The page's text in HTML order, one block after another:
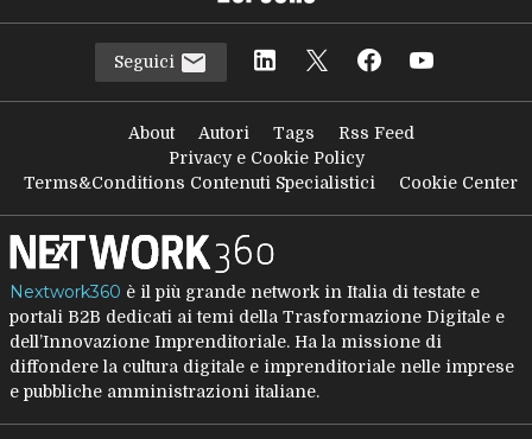
Seguici
About Autori Tags
Rss Feed
Privacy e Cookie Policy
Terms&Conditions Contenuti Specialistici
Cookie Center
Nextwork360 è il più grande network in Italia di testate e
portali B2B dedicati ai temi della Trasformazione Digitale e
dell’Innovazione Imprenditoriale. Ha la missione di
diffondere la cultura digitale e imprenditoriale nelle imprese
e pubbliche amministrazioni italiane.